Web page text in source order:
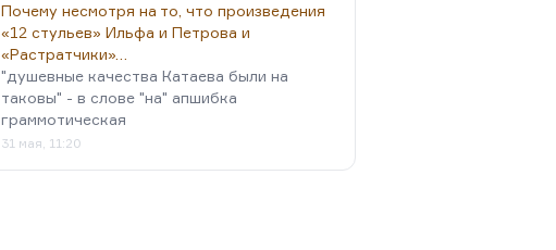
Почему несмотря на то, что произведения
«12 стульев» Ильфа и Петрова и
«Растратчики»…
"душевные качества Катаева были на
таковы" - в слове "на" апшибка
граммотическая
31 мая, 11:20